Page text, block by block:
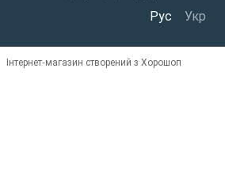
Рус Укр
Інтернет-магазин створений з Хорошоп